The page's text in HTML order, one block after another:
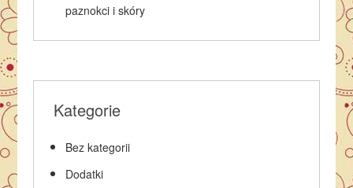
paznokci i skóry
Kategorie
Bez kategorii
Dodatki